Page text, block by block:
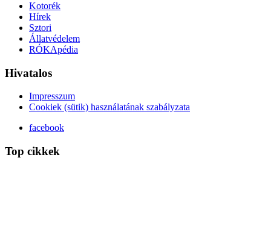
Kotorék
Hírek
Sztori
Állatvédelem
RÓKApédia
Hivatalos
Impresszum
Cookiek (sütik) használatának szabályzata
facebook
Top cikkek